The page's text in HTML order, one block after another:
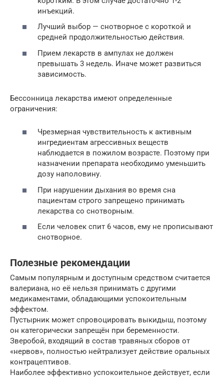
инъекций.
Лучший выбор — снотворное с короткой и
средней продолжительностью действия.
Прием лекарств в ампулах не должен
превышать 3 недель. Иначе может развиться
зависимость.
Бессонница лекарства имеют определенные
ограничения:
Чрезмерная чувствительность к активным
ингредиентам агрессивных веществ
наблюдается в пожилом возрасте. Поэтому при
назначении препарата необходимо уменьшить
дозу наполовину.
При нарушении дыхания во время сна
пациентам строго запрещено принимать
лекарства со снотворным.
Если человек спит 6 часов, ему не прописывают
снотворное.
Полезные рекомендации
Самым популярным и доступным средством считается
валериана, но её нельзя принимать с другими
медикаментами, обладающими успокоительным
эффектом.
Пустырник может спровоцировать выкидыш, поэтому
он категорически запрещён при беременности.
Зверобой, входящий в состав травяных сборов от
«нервов», полностью нейтрализует действие оральных
контрацептивов.
Наиболее эффективно успокоительное действует, если